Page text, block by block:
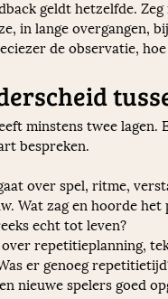
geldt hetzelfde.
in lange overgangen,
de observatie,
minstens twee
bespreken.
over spel, ritme,
Wat zag en hoorde
echt tot leven?
repetitieplanning,
er genoeg
nieuwe spelers goed